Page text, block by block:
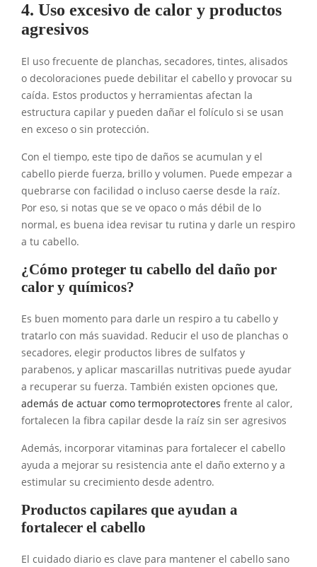
4. Uso excesivo de calor y productos
agresivos
El uso frecuente de planchas, secadores, tintes, alisados
o decoloraciones puede debilitar el cabello y provocar su
caída. Estos productos y herramientas afectan la
estructura capilar y pueden dañar el folículo si se usan
en exceso o sin protección.
Con el tiempo, este tipo de daños se acumulan y el
cabello pierde fuerza, brillo y volumen. Puede empezar a
quebrarse con facilidad o incluso caerse desde la raíz.
Por eso, si notas que se ve opaco o más débil de lo
normal, es buena idea revisar tu rutina y darle un respiro
a tu cabello.
¿Cómo proteger tu cabello del daño por
calor y químicos?
Es buen momento para darle un respiro a tu cabello y
tratarlo con más suavidad. Reducir el uso de planchas o
secadores, elegir productos libres de sulfatos y
parabenos, y aplicar mascarillas nutritivas puede ayudar
a recuperar su fuerza. También existen opciones que,
además de actuar como termoprotectores frente al calor,
fortalecen la fibra capilar desde la raíz sin ser agresivos
Además, incorporar vitaminas para fortalecer el cabello
ayuda a mejorar su resistencia ante el daño externo y a
estimular su crecimiento desde adentro.
Productos capilares que ayudan a
fortalecer el cabello
El cuidado diario es clave para mantener el cabello sano